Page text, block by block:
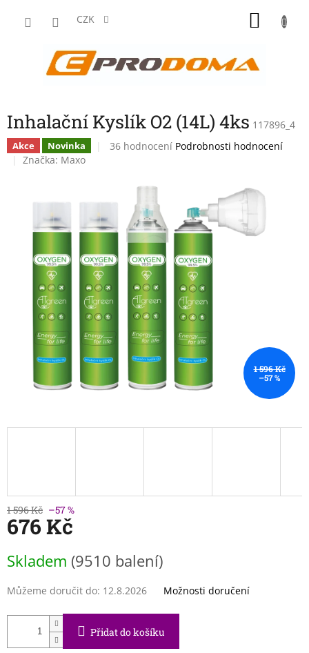
CZK
Inhalační Kyslík O2 (14L) 4ks 117896_4
Akce Novinka
Průměrné
5
hvězdiček.
36 hodnocení Podrobnosti hodnocení
Značka: Maxo
1 596 Kč
–57 %
1 596 Kč –57 %
676 Kč
cena:
Skladem (9510 balení)
Můžeme doručit do: 12.8.2026 Možnosti doručení
Přidat do košíku